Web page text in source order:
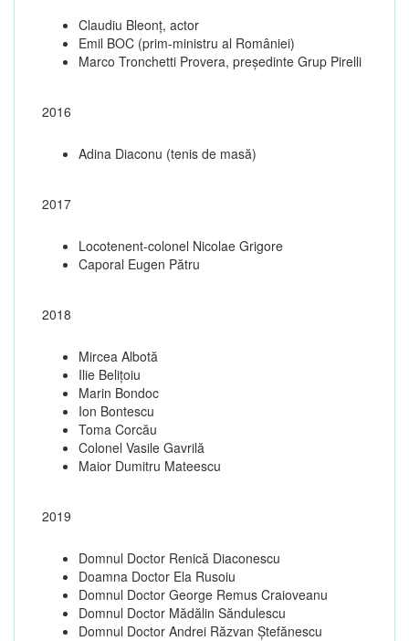
Claudiu Bleonț, actor
Emil BOC (prim-ministru al României)
Marco Tronchetti Provera, președinte Grup Pirelli
2016
Adina Diaconu (tenis de masă)
2017
Locotenent-colonel Nicolae Grigore
Caporal Eugen Pătru
2018
Mircea Albotă
Ilie Belițoiu
Marin Bondoc
Ion Bontescu
Toma Corcău
Colonel Vasile Gavrilă
Maior Dumitru Mateescu
2019
Domnul Doctor Renică Diaconescu
Doamna Doctor Ela Rusoiu
Domnul Doctor George Remus Craioveanu
Domnul Doctor Mădălin Săndulescu
Domnul Doctor Andrei Răzvan Ștefănescu